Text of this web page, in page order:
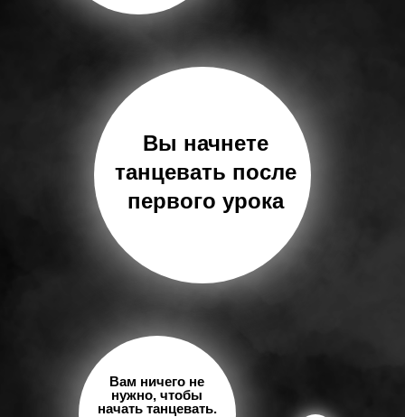
Вам ничего не
нужно, чтобы
начать танцевать.
Вы начнете
танцевать после
первого урока